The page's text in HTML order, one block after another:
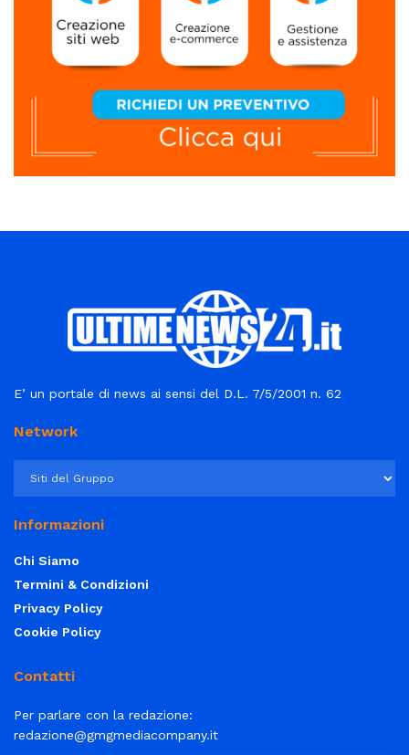
E’ un portale di news ai sensi del D.L. 7/5/2001 n. 62
Network
Informazioni
Chi Siamo
Termini & Condizioni
Privacy Policy
Cookie Policy
Contatti
Per parlare con la redazione:
redazione@gmgmediacompany.it